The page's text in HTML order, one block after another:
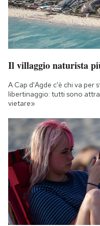
Il villaggio naturista
A Cap d'Agde c'è chi va per
libertinaggio: tutti sono
vietare»